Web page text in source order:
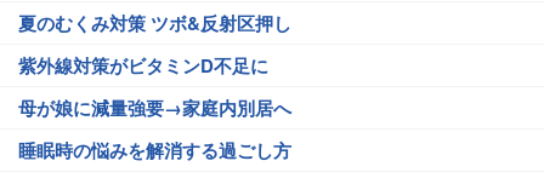
夏のむくみ対策 ツボ&反射区押し
紫外線対策がビタミンD不足に
母が娘に減量強要→家庭内別居へ
睡眠時の悩みを解消する過ごし方